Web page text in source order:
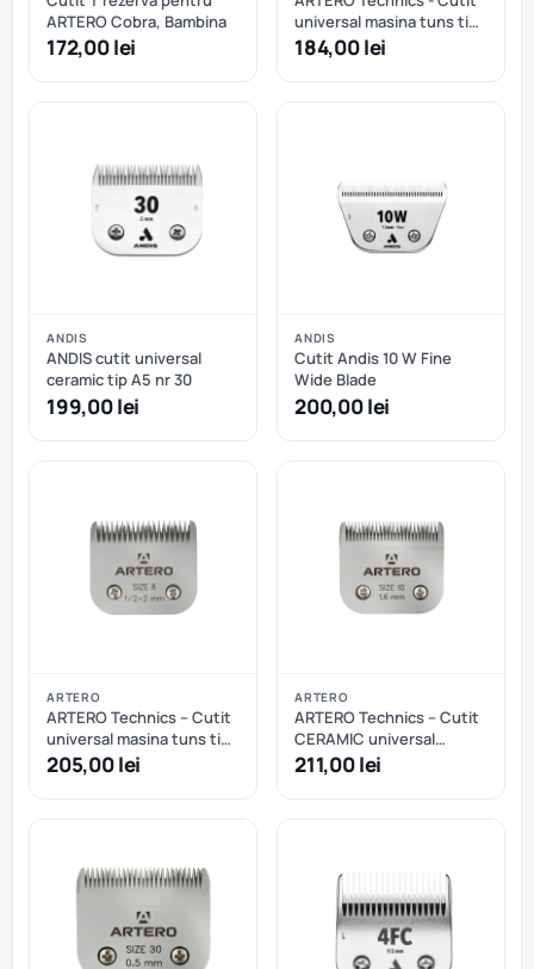
ARTERO Cobra, Bambina
172,00 lei
universal masina tuns tip
A5 nr.10 - 1,6mm
184,00 lei
ANDIS
ANDIS cutit universal
ceramic tip A5 nr 30
199,00 lei
ANDIS
Cutit Andis 10 W Fine
Wide Blade
200,00 lei
ARTERO
ARTERO Technics – Cutit
universal masina tuns tip
A5 nr.8 1/2 – 2mm
205,00 lei
ARTERO
ARTERO Technics – Cutit
CERAMIC universal
masina tuns tip A5 nr.10 –
1,6mm
211,00 lei